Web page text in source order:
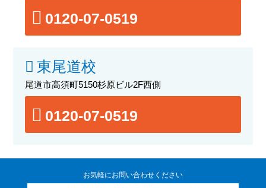
0120-07-0519
東尾道校
尾道市高須町5150杉原ビル2F西側
0120-07-0519
お気軽にお問い合わせください